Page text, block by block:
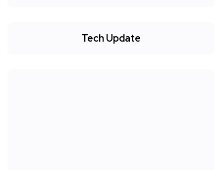
Tech Update